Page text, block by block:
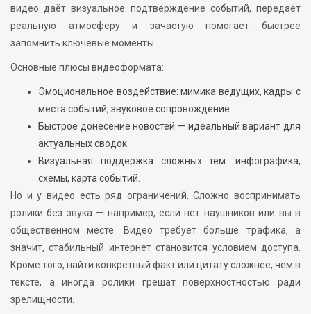
видео даёт визуальное подтверждение событий, передаёт
реальную атмосферу и зачастую помогает быстрее
запомнить ключевые моменты.
Основные плюсы видеоформата:
Эмоциональное воздействие: мимика ведущих, кадры с
места событий, звуковое сопровождение.
Быстрое донесение новостей — идеальный вариант для
актуальных сводок.
Визуальная поддержка сложных тем: инфографика,
схемы, карта событий.
Но и у видео есть ряд ограничений. Сложно воспринимать
ролики без звука — например, если нет наушников или вы в
общественном месте. Видео требует больше трафика, а
значит, стабильный интернет становится условием доступа.
Кроме того, найти конкретный факт или цитату сложнее, чем в
тексте, а иногда ролики грешат поверхностностью ради
зрелищности.